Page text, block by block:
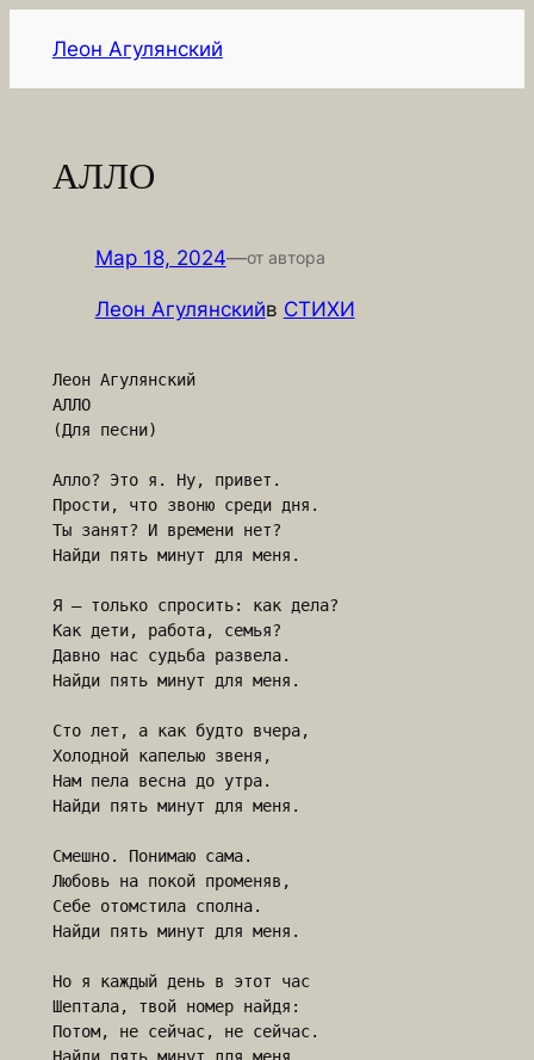
содержимому
Леон Агулянский
АЛЛО
Мар 18, 2024—от автора
Леон Агулянскийв СТИХИ
Леон Агулянский
АЛЛО
(Для песни)
Алло? Это я. Ну, привет.
Прости, что звоню среди дня.
Ты занят? И времени нет?
Найди пять минут для меня.
Я – только спросить: как дела?
Как дети, работа, семья?
Давно нас судьба развела.
Найди пять минут для меня.
Сто лет, а как будто вчера,
Холодной капелью звеня,
Нам пела весна до утра.
Найди пять минут для меня.
Смешно. Понимаю сама.
Любовь на покой променяв,
Себе отомстила сполна.
Найди пять минут для меня.
Но я каждый день в этот час
Шептала, твой номер найдя:
Потом, не сейчас, не сейчас.